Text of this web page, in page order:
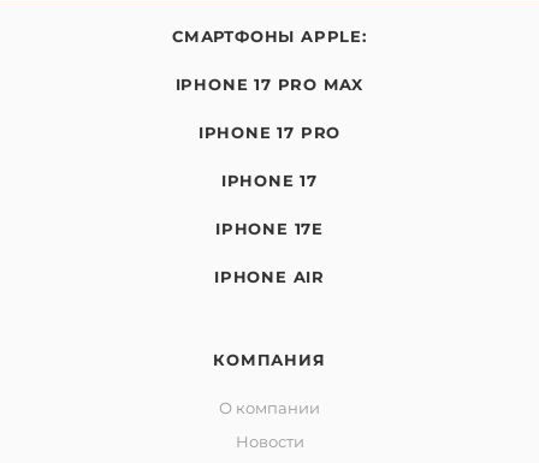
СМАРТФОНЫ APPLE:
IPHONE 17 PRO MAX
IPHONE 17 PRO
IPHONE 17
IPHONE 17E
IPHONE AIR
КОМПАНИЯ
О компании
Новости